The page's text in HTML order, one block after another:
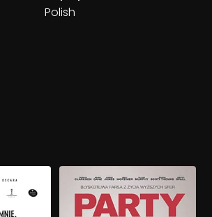
Polish